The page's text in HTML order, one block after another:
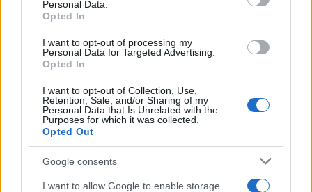
Personal Data.
Opted In
I want to opt-out of processing my
Personal Data for Targeted Advertising.
Opted In
I want to opt-out of Collection, Use,
Retention, Sale, and/or Sharing of my
Personal Data that Is Unrelated with the
Purposes for which it was collected.
Opted Out
Google consents
I want to allow Google to enable storage
FLASH FOCUS